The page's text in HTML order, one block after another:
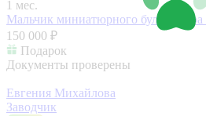
1 мес.
Мальчик миниатюрного бультерьера
150 000 ₽
Подарок
Документы проверены
Евгения Михайлова
Заводчик